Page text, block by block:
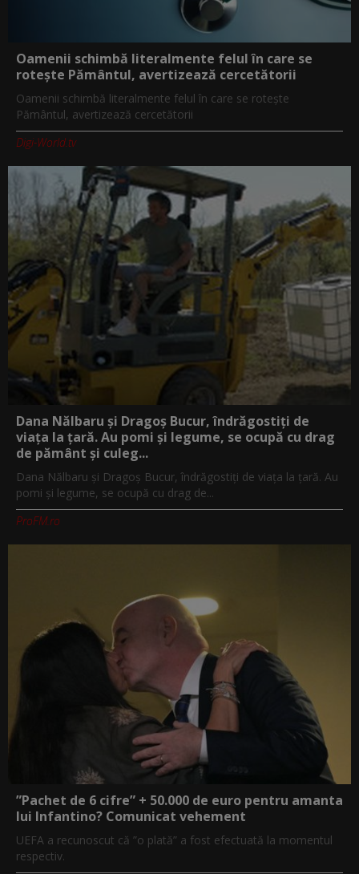
Oamenii schimbă literalmente felul în care se
rotește Pământul, avertizează cercetătorii
Oamenii schimbă literalmente felul în care se rotește
Pământul, avertizează cercetătorii
Digi-World.tv
Dana Nălbaru și Dragoș Bucur, îndrăgostiți de
viața la țară. Au pomi și legume, se ocupă cu drag
de pământ și culeg...
Dana Nălbaru și Dragoș Bucur, îndrăgostiți de viața la țară. Au
pomi și legume, se ocupă cu drag de...
ProFM.ro
”Pachet de 6 cifre” + 50.000 de euro pentru amanta
lui Infantino? Comunicat vehement
UEFA a recunoscut că ”o plată” a fost efectuată la momentul
respectiv.